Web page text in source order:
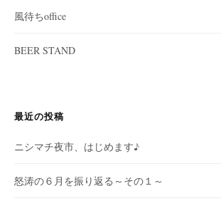
風待ちoffice
BEER STAND
最近の投稿
ニシマチ夜市、はじめます♪
怒涛の６月を振り返る～その１～